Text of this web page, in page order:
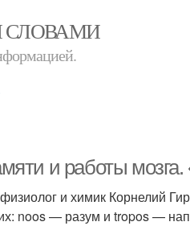
СЛОВАМИ
и работы
и химик Корнелий
noos — разум и tropos —